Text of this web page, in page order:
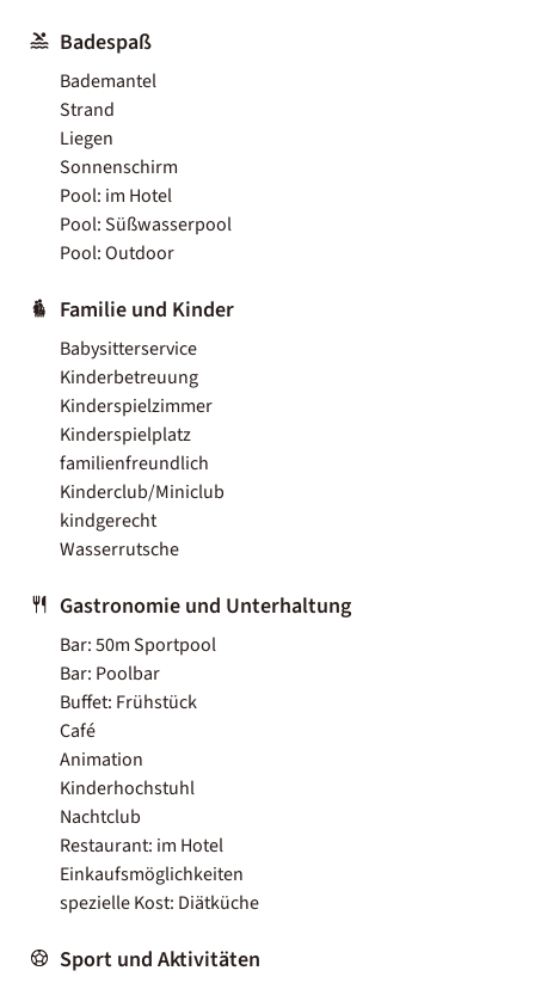
Badespaß
Bademantel
Strand
Liegen
Sonnenschirm
Pool: im Hotel
Pool: Süßwasserpool
Pool: Outdoor
Familie und Kinder
Babysitterservice
Kinderbetreuung
Kinderspielzimmer
Kinderspielplatz
familienfreundlich
Kinderclub/Miniclub
kindgerecht
Wasserrutsche
Gastronomie und Unterhaltung
Bar: 50m Sportpool
Bar: Poolbar
Buffet: Frühstück
Café
Animation
Kinderhochstuhl
Nachtclub
Restaurant: im Hotel
Einkaufsmöglichkeiten
spezielle Kost: Diätküche
Sport und Aktivitäten